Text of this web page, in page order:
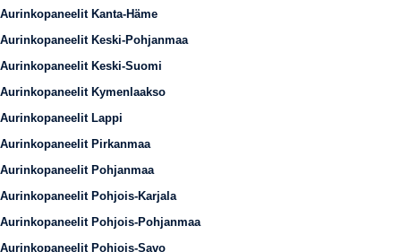
Aurinkopaneelit Kanta-Häme
Aurinkopaneelit Keski-Pohjanmaa
Aurinkopaneelit Keski-Suomi
Aurinkopaneelit Kymenlaakso
Aurinkopaneelit Lappi
Aurinkopaneelit Pirkanmaa
Aurinkopaneelit Pohjanmaa
Aurinkopaneelit Pohjois-Karjala
Aurinkopaneelit Pohjois-Pohjanmaa
Aurinkopaneelit Pohjois-Savo